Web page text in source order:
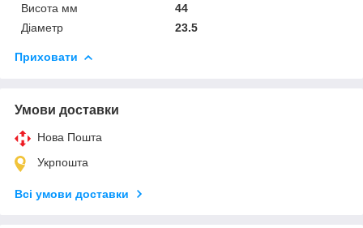
Висота мм
44
Діаметр
23.5
Приховати
Умови доставки
Нова Пошта
Укрпошта
Всі умови доставки